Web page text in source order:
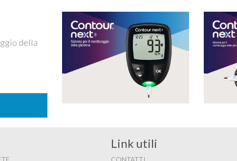
della
Link utili
CONTATTI